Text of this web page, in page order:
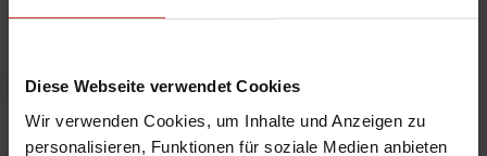
Diese Webseite verwendet Cookies
Wir verwenden Cookies, um Inhalte und Anzeigen zu
personalisieren, Funktionen für soziale Medien anbieten